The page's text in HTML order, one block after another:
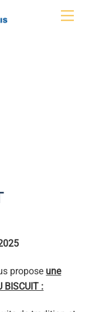
propose une
BISCUIT :